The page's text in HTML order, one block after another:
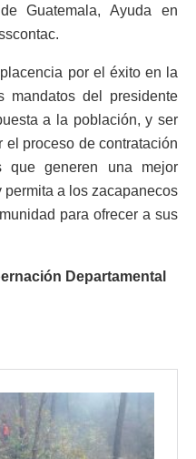
Guatemala, Ayuda en
por el éxito en la
del presidente
a la población, y ser
el proceso de contratación
que generen una mejor
a los zacapanecos
para ofrecer a sus
Departamental